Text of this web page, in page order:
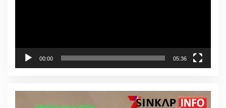
00:00 05:36